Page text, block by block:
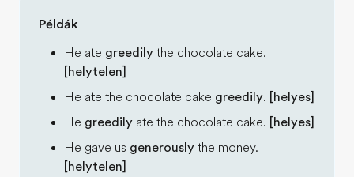
Példák
He ate greedily the chocolate cake.
[helytelen]
He ate the chocolate cake greedily. [helyes]
He greedily ate the chocolate cake. [helyes]
He gave us generously the money.
[helytelen]